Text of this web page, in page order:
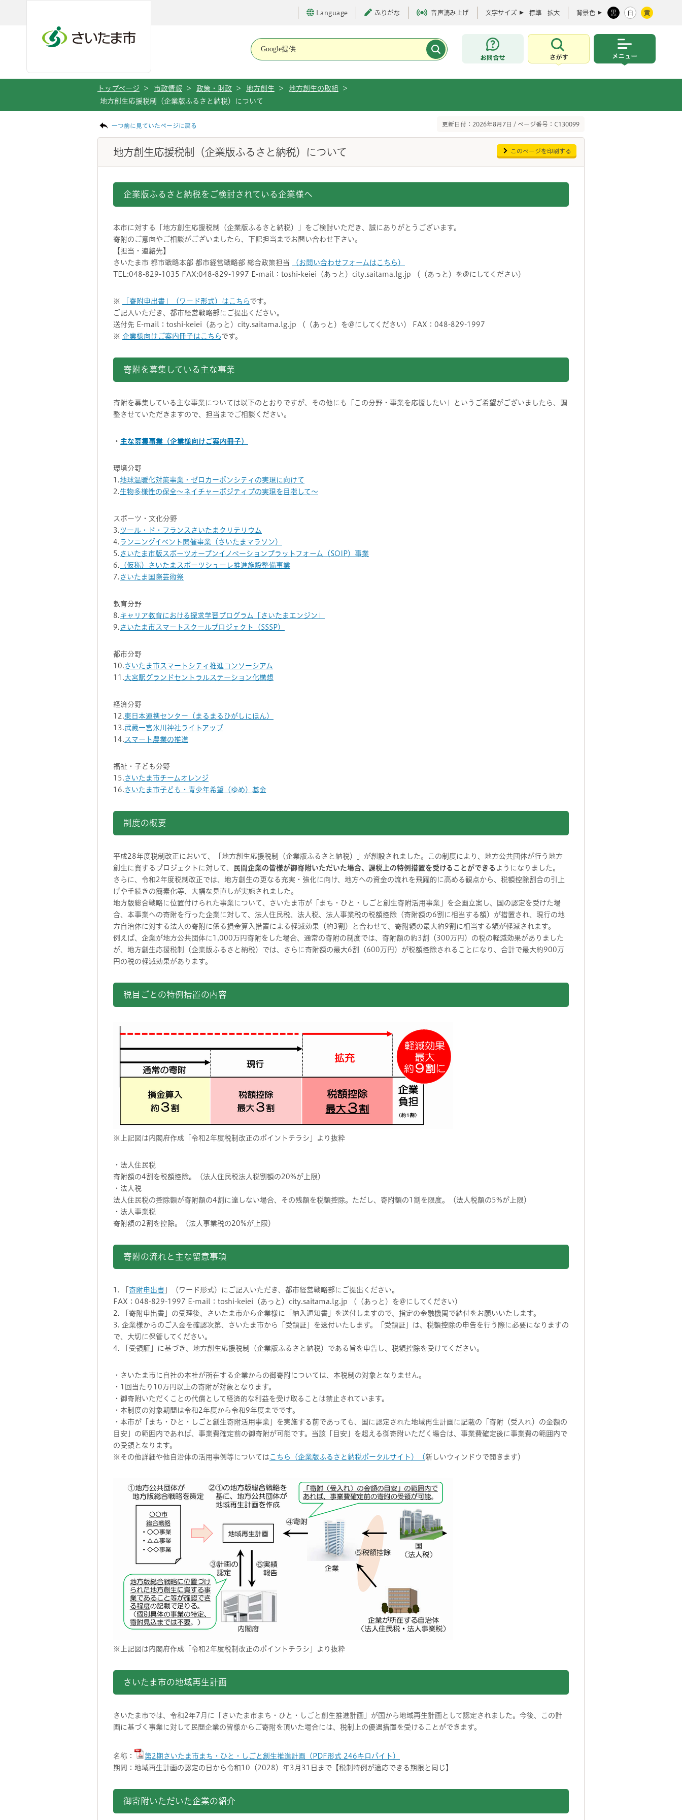
Language ふりがな 音声読み上げ 文字サイズ 標準 拡大 背景色 黒 白 黄
お問合せ
さがす
トップページ > 市政情報 > 政策・財政 > 地方創生 > 地方創生の取組
>
地方創生応援税制（企業版ふるさと納税）について
一つ前に見ていたページに戻る 更新日付：2026年8月7日 / ページ番号：C130099
地方創生応援税制（企業版ふるさと納税）について このページを印刷する
企業版ふるさと納税をご検討されている企業様へ
本市に対する「地方創生応援税制（企業版ふるさと納税）」をご検討いただき、誠にありがとうございます。
寄附のご意向やご相談がございましたら、下記担当までお問い合わせ下さい。
【担当・連絡先】
さいたま市 都市戦略本部 都市経営戦略部 総合政策担当
（お問い合わせフォームはこちら）
TEL:048-829-1035 FAX:048-829-1997 E-mail：toshi-keiei（あっと）city.saitama.lg.jp （（あっと）を@にしてください）
※ 「寄附申出書」（ワード形式）はこちらです。
ご記入いただき、都市経営戦略部にご提出ください。
送付先 E-mail：toshi-keiei（あっと）city.saitama.lg.jp （（あっと）を@にしてください） FAX：048-829-1997
※ 企業様向けご案内冊子はこちらです。
寄附を募集している主な事業
寄附を募集している主な事業については以下のとおりですが、その他にも「この分野・事業を応援したい」というご希望がございましたら、調
整させていただきますので、担当までご相談ください。
・ 主な募集事業（企業様向けご案内冊子）
環境分野
1.地球温暖化対策事業・ゼロカーボンシティの実現に向けて
2.生物多様性の保全～ネイチャーポジティブの実現を目指して～
スポーツ・文化分野
3. ツール・ド・フランスさいたまクリテリウム
4. ランニングイベント開催事業（さいたまマラソン）
5. さいたま市版スポーツオープンイノベーションプラットフォーム（SOIP）事業
6. （仮称）さいたまスポーツシューレ推進施設整備事業
7. さいたま国際芸術祭
教育分野
8.キャリア教育における探求学習プログラム「さいたまエンジン」
9. さいたま市スマートスクールプロジェクト（SSSP）
都市分野
10. さいたま市スマートシティ推進コンソーシアム
11.大宮駅グランドセントラルステーション化構想
経済分野
12.東日本連携センター（まるまるひがしにほん）
13.武蔵一宮氷川神社ライトアップ
14. スマート農業の推進
福祉・子ども分野
15. さいたま市チームオレンジ
16. さいたま市子ども・青少年希望（ゆめ）基金
制度の概要
平成28年度税制改正において、「地方創生応援税制（企業版ふるさと納税）」が創設されました。この制度により、地方公共団体が行う地方
創生に資するプロジェクトに対して、
民間企業の皆様が御寄附いただいた場合、課税上の特例措置を受けることができる ようになりました。
さらに、令和2年度税制改正では、地方創生の更なる充実・強化に向け、地方への資金の流れを飛躍的に高める観点から、税額控除割合の引上
げや手続きの簡素化等、大幅な見直しが実施されました。
地方版総合戦略に位置付けられた事業について、さいたま市が「まち・ひと・しごと創生寄附活用事業」を企画立案し、国の認定を受けた場
合、本事業への寄附を行った企業に対して、法人住民税、法人税、法人事業税の税額控除（寄附額の6割に相当する額）が措置され、現行の地
方自治体に対する法人の寄附に係る損金算入措置による軽減効果（約3割）と合わせて、寄附額の最大約9割に相当する額が軽減されます。
例えば、企業が地方公共団体に1,000万円寄附をした場合、通常の寄附の制度では、寄附額の約3割（300万円）の税の軽減効果がありました
が、地方創生応援税制（企業版ふるさと納税）では、さらに寄附額の最大6割（600万円）が税額控除されることになり、合計で最大約900万
円の税の軽減効果があります。
税目ごとの特例措置の内容
※上記図は内閣府作成「令和2年度税制改正のポイントチラシ」より抜粋
・法人住民税
寄附額の4割を税額控除。（法人住民税法人税割額の20%が上限）
・法人税
法人住民税の控除額が寄附額の4割に達しない場合、その残額を税額控除。ただし、寄附額の1割を限度。（法人税額の5%が上限）
・法人事業税
寄附額の2割を控除。（法人事業税の20%が上限）
寄附の流れと主な留意事項
1. 「 寄附申出書 」（ワード形式）にご記入いただき、都市経営戦略部にご提出ください。
FAX：048-829-1997 E-mail：toshi-keiei（あっと）city.saitama.lg.jp （（あっと）を@にしてください）
2. 「寄附申出書」の受理後、さいたま市から企業様に「納入通知書」を送付しますので、指定の金融機関で納付をお願いいたします。
3. 企業様からのご入金を確認次第、さいたま市から「受領証」を送付いたします。「受領証」は、税額控除の申告を行う際に必要になりますの
で、大切に保管してください。
4. 「受領証」に基づき、地方創生応援税制（企業版ふるさと納税）である旨を申告し、税額控除を受けてください。
・さいたま市に自社の本社が所在する企業からの御寄附については、本税制の対象となりません。
・1回当たり10万円以上の寄附が対象となります。
・御寄附いただくことの代償として経済的な利益を受け取ることは禁止されています。
・本制度の対象期間は令和2年度から令和9年度までです。
・本市が「まち・ひと・しごと創生寄附活用事業」を実施する前であっても、国に認定された地域再生計画に記載の「寄附（受入れ）の金額の
目安」の範囲内であれば、事業費確定前の御寄附が可能です。当該「目安」を超える御寄附いただく場合は、事業費確定後に事業費の範囲内で
の受領となります。
※その他詳細や他自治体の活用事例等については こちら（企業版ふるさと納税ポータルサイト）（新しいウィンドウで開きます）
※上記図は内閣府作成「令和2年度税制改正のポイントチラシ」より抜粋
さいたま市の地域再生計画
さいたま市では、令和2年7月に「さいたま市まち・ひと・しごと創生推進計画」が国から地域再生計画として認定されました。今後、この計
画に基づく事業に対して民間企業の皆様からご寄附を頂いた場合には、税制上の優遇措置を受けることができます。
名称：
第2期さいたま市まち・ひと・しごと創生推進計画（PDF形式 246キロバイト）
期間：地域再生計画の認定の日から令和10（2028）年3月31日まで【税制特例が適応できる期限と同じ】
御寄附いただいた企業の紹介